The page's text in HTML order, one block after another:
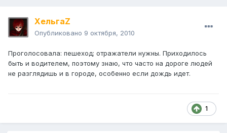
ХельгаZ
Опубликовано 9 октября, 2010
Проголосовала: пешеход; отражатели нужны. Приходилось
быть и водителем, поэтому знаю, что часто на дороге людей
не разглядишь и в городе, особенно если дождь идет.
1